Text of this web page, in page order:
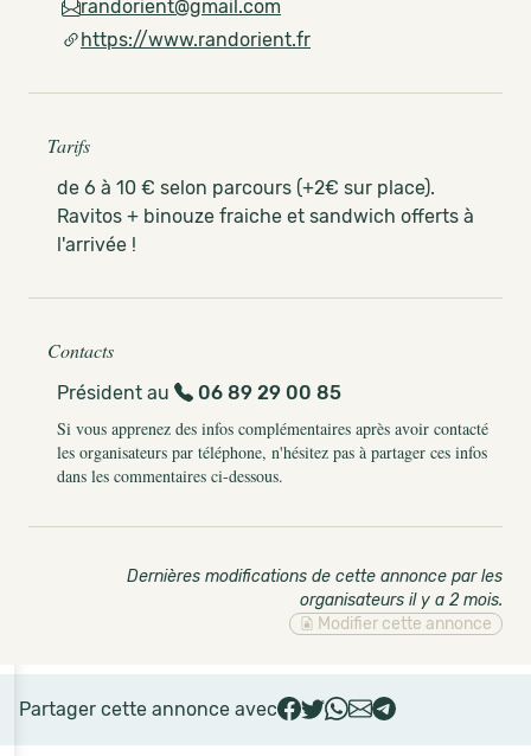
randorient@gmail.com
https://www.randorient.fr
Tarifs
de 6 à 10 € selon parcours (+2€ sur place).
Ravitos + binouze fraiche et sandwich offerts à
l'arrivée !
Contacts
Président au
06 89 29 00 85
Si vous apprenez des infos complémentaires après avoir contacté
les organisateurs par téléphone, n'hésitez pas à partager ces infos
dans les commentaires ci-dessous.
Dernières modifications de cette annonce par les
organisateurs il y a 2 mois.
Modifier cette annonce
Partager cette annonce avec